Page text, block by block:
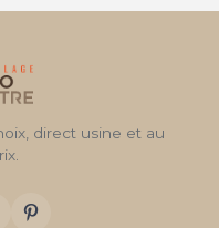
direct usine et au